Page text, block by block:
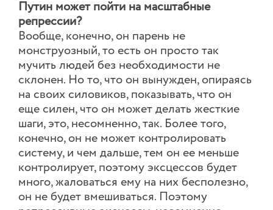
Путин может пойти на масштабные
репрессии?
Вообще, конечно, он парень не
монструозный, то есть он просто так
мучить людей без необходимости не
склонен. Но то, что он вынужден, опираясь
на своих силовиков, показывать, что он
еще силен, что он может делать жесткие
шаги, это, несомненно, так. Более того,
конечно, он не может контролировать
систему, и чем дальше, тем он ее меньше
контролирует, поэтому эксцессов будет
много, жаловаться ему на них бесполезно,
он не будет вмешиваться. Поэтому